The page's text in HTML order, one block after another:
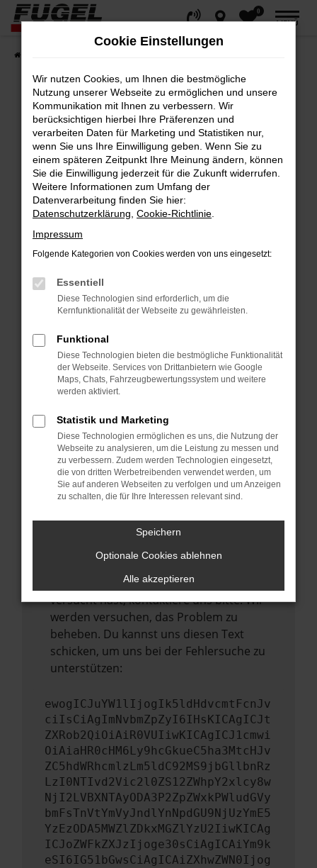
Zum
Hauptinhalt
springen
0
MENÜ
Fehler: Network Error
Beim Laden ist ein Fehler aufgetreten.
Hier sind ein paar Tipps, die dir helfen können:
Überprüfe deine Firewall und deine
Internetverbindung.
Laden andere Webseiten, zum Beispiel
deine Suchmaschine?
Prüfe deine Browsererweiterungen.
Manche Erweiterungen, wie Werbeblocker,
können das Laden bestimmter Seiten
anderen Browser oder in einem privaten
Fenster?
Starte dein Gerät neu.
vorübergehende Probleme zu beheben.
Stelle sicher, dass dein Browser und dein
Betriebssystem auf dem neuesten Stand
sind.
Veraltete Software birgt nicht nur ein
führen, dass bestimmte Funktionen nicht
Wende dich an den Webseitenbetreiber.
Wenn du alle oben genannten Schritte
versucht hast, kontaktiere uns bitte. Wir
werden versuchen, das Problem zu
beheben. Du kannst uns diesen Text
schicken, um uns bei der Fehlersuche zu
unterstützen:
ewogICJuYW1lIjogIk5ldHdvcmtFcnJv
ciIsCiAgImNvbmZpZyI6IHsKICAgICJt
ZXRob2QiOiAiR0VUIiwKICAgICJ1cmwi
OiAiaHR0cHM6Ly9hcGkueC5ha3MtcHJv
ZC5hdWRhcmlzLm5ldC92MS9jbGllbnRz
LzI0NTIvd2Vic2l0ZS12ZWhpY2xlcy8w
NjI2LVBXNTAyODA3P2ZpZWxkPWludGVy
bmFsTnVtYmVyJndlYnNpdGU9NjUzYmE5
YzEzODA5MWZlZDkxMGZlYzU2IiwKICAg
ICJoZWFkZXJzIjoge30sCiAgICAiYm9k
eSI6IG51bGwsCiAgICAiZXhwZWN0Ijog
Cookie Einstellungen
Wir nutzen Cookies, um Ihnen die bestmögliche
Nutzung unserer Webseite zu ermöglichen und unsere
Kommunikation mit Ihnen zu verbessern. Wir
berücksichtigen hierbei Ihre Präferenzen und
verarbeiten Daten für Marketing und Statistiken nur,
wenn Sie uns Ihre Einwilligung geben. Wenn Sie zu
einem späteren Zeitpunkt Ihre Meinung ändern, können
Sie die Einwilligung jederzeit für die Zukunft widerrufen.
Weitere Informationen zum Umfang der
Datenverarbeitung finden Sie hier:
Datenschutzerklärung Cookie-Richtlinie
Impressum
Folgende Kategorien von Cookies werden von uns eingesetzt:
Essentiell
Diese Technologien sind erforderlich, um die
Kernfunktionalität der Webseite zu gewährleisten.
Funktional
Diese Technologien bieten die bestmögliche Funktionalität
der Webseite. Services von Drittanbietern wie Google
Maps, Chats, Fahrzeugbewertungssystem und weitere
werden aktiviert.
Statistik und Marketing
Diese Technologien ermöglichen es uns, die Nutzung der
Webseite zu analysieren, um die Leistung zu messen und
zu verbessern. Zudem werden Technologien eingesetzt,
die von dritten Werbetreibenden verwendet werden, um
Sie auf anderen Webseiten zu verfolgen und um Anzeigen
zu schalten, die für Ihre Interessen relevant sind.
Speichern
Optionale Cookies ablehnen
Alle akzeptieren